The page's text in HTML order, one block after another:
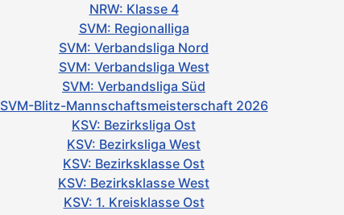
NRW: Klasse 4
SVM: Regionalliga
SVM: Verbandsliga Nord
SVM: Verbandsliga West
SVM: Verbandsliga Süd
SVM-Blitz-Mannschaftsmeisterschaft 2026
KSV: Bezirksliga Ost
KSV: Bezirksliga West
KSV: Bezirksklasse Ost
KSV: Bezirksklasse West
KSV: 1. Kreisklasse Ost